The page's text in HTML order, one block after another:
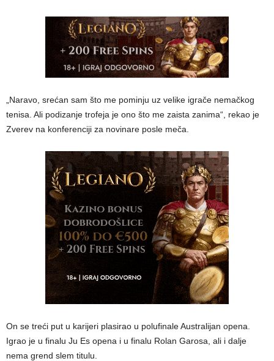
„Naravo, srećan sam što me pominju uz velike igrače nemačkog
tenisa. Ali podizanje trofeja je ono što me zaista zanima“, rekao je
Zverev na konferenciji za novinare posle meča.
On se treći put u karijeri plasirao u polufinale Australijan opena.
Igrao je u finalu Ju Es opena i u finalu Rolan Garosa, ali i dalje
nema grend slem titulu.